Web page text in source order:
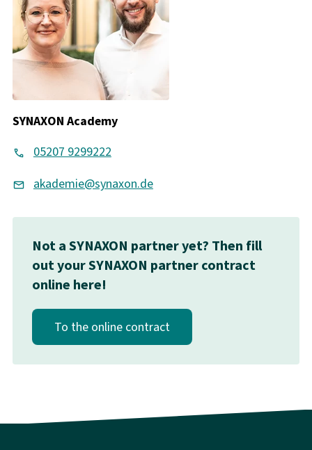
SYNAXON Academy
05207 9299222
akademie@synaxon.de
Not a SYNAXON partner yet? Then fill
out your SYNAXON partner contract
online here!
To the online contract